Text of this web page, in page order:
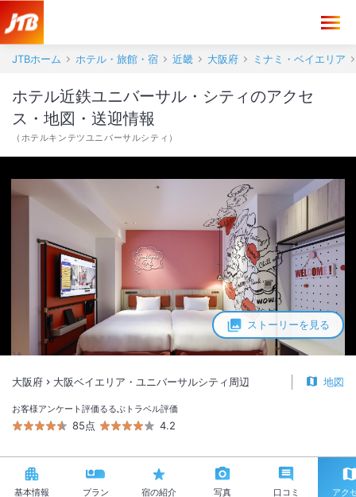
JTBホーム ホテル・旅館・宿 近畿 大阪府 ミナミ・ベイエリア
ストーリーを見る
ホテル近鉄ユニバーサル・シティのアクセ
ス・地図・送迎情報
（ ホテルキンテツユニバーサルシティ ）
大阪府 大阪ベイエリア・ユニバーサルシティ周辺 地図
お客様アンケート評価
85点
るるぶトラベル評価
4.2
基本情報 プラン 宿の紹介 写真 口コミ アク